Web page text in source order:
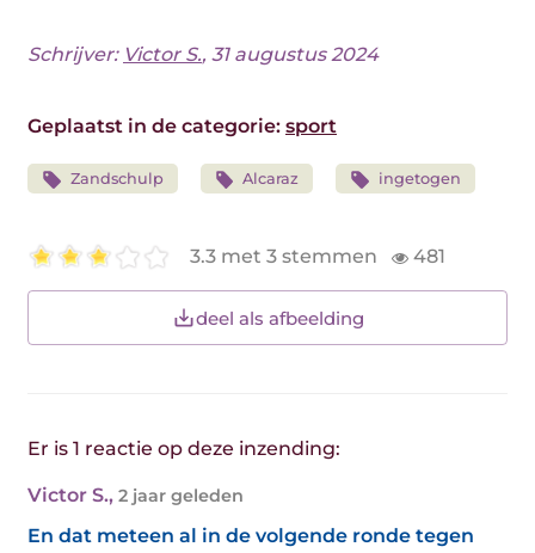
Schrijver: Victor S., 31 augustus 2024
Geplaatst in de categorie: sport
Zandschulp Alcaraz ingetogen
3.3 met 3 stemmen 481
deel als afbeelding
Er is 1 reactie op deze inzending:
Victor S., 2 jaar geleden
En dat meteen al in de volgende ronde tegen